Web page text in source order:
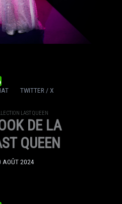
TWITTER / X
LAST QUEEN
DE LA
QUEEN
AOÛT 2024